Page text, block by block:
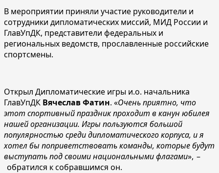
В мероприятии приняли участие руководители и
сотрудники дипломатических миссий, МИД России и
ГлавУпДК, представители федеральных и
региональных ведомств, прославленные российские
спортсмены.
Открыл Дипломатические игры и.о. начальника
ГлавУпДК Вячеслав Фатин. «Очень приятно, что
этот спортивный праздник проходит в канун юбилея
нашей организации. Игры пользуются большой
популярностью среди дипломатического корпуса, и я
хотел бы поприветствовать команды, которые будут
выступать под своими национальными флагами», –
обратился к собравшимся он.